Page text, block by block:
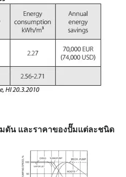
ดัน และราคาของปั๊มแต่ละชนิด